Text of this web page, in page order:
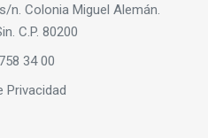
n. Colonia Miguel Alemán.
C.P. 80200
34 00
Privacidad